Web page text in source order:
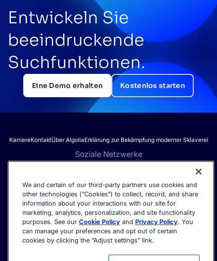
Entwickeln Sie
beeindruckende
Suchfunktionen.
Eine Demo erhalten Kostenlos starten
KarriereKontaktÜber AlgoliaErklärung zur Bekämpfung moderner Sklaverei
Soziale Netzwerke
Erhalten Sie die neuesten Informationen zur KI-Suche – direkt in
Ihren Posteingang.
©2026 Algolia – Alle Rechte vorbehalten.
We and certain of our third-party partners use cookies and
other technologies (“Cookies”) to collect, record, and share
information about your interactions with our site for
marketing, analytics, personalization, and site functionality
purposes. See our Cookie Policy and Privacy Policy. You
can manage your preferences and opt out of certain
cookies by clicking the “Adjust settings” link.